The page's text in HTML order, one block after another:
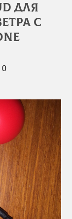
для
с
0